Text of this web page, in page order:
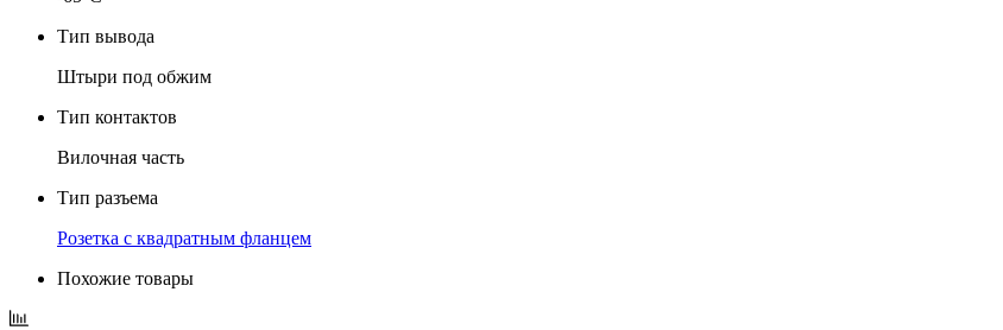
Тип вывода
Штыри под обжим
Тип контактов
Вилочная часть
Тип разъема
Розетка с квадратным фланцем
Похожие товары